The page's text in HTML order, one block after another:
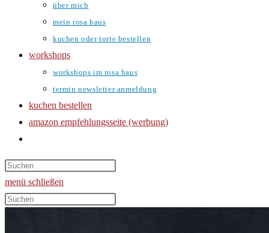
über mich
mein rosa haus
kuchen oder torte bestellen
workshops
workshops im rosa haus
termin newsletter anmeldung
kuchen bestellen
amazon empfehlungsseite (werbung)
umschalten
menü schließen
Diese